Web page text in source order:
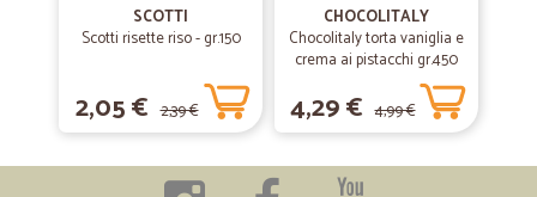
Ottimo rapporto qualità-prezzo, spedizione della merce immediata.
Da consigliare assolutamente!!!
25/07/2019
—Ilaria G.
SCOTTI
Scotti risette riso - gr.150
2,05 € 2,39 €
CHOCOLITALY
Chocolitaly torta vaniglia e
crema ai pistacchi gr.450
4,29 € 4,99 €